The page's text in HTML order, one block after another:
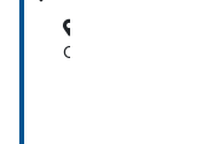
Center III